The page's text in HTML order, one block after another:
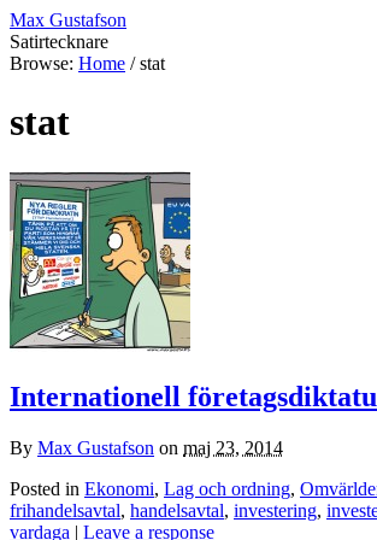
Max Gustafson
Satirtecknare
Browse: Home / stat
stat
Internationell
By Max Gustafson on maj 23, 2014
Posted in Ekonomi, Lag och ordning,
frihandelsavtal, handelsavtal, investering,
vardaga | Leave a response